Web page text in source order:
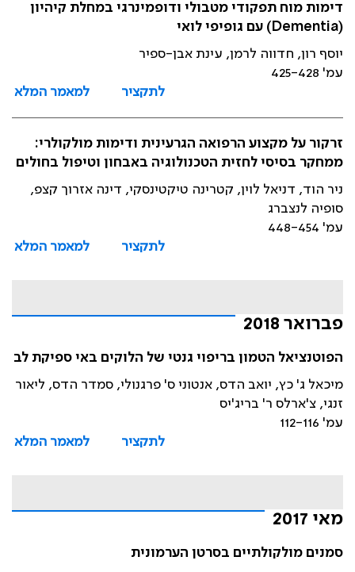
דימות מוח תפקודי מטבולי ודופמינרגי במחלת קיהיון
(Dementia) עם גופיפי לואי
יוסף רון, חדווה לרמן, עינת אבן-ספיר
עמ' 425-428
לתקציר
למאמר המלא
זרקור על מקצוע הרפואה הגרעינית ודימות מולקולרי:
ממחקר בסיסי לחזית הטכנולוגיה באבחון וטיפול בחולים
ניר הוד, דניאל לוין, קטרינה טיקטינסקי, דינה אזרוך קצפ,
סופיה לנצברג
עמ' 448-454
לתקציר
למאמר המלא
פברואר 2018
הפוטנציאל הטמון בריפוי גנטי של הלוקים באי ספיקת לב
מיכאל ג' כץ, יואב הדס, אנטוני ס' פרגנולי, סמדר הדס, ליאור
זנגי, צ'ארלס ר' בריג'יס
עמ' 112-116
לתקציר
למאמר המלא
מאי 2017
סמנים מולקולתיים בסרטן הערמונית